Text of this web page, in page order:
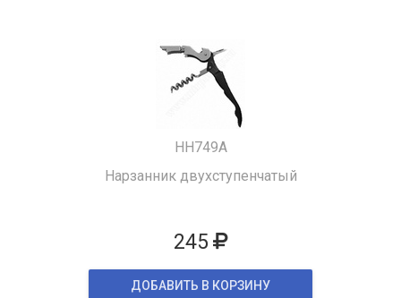
HH749A
Нарзанник двухступенчатый
245
ДОБАВИТЬ В КОРЗИНУ